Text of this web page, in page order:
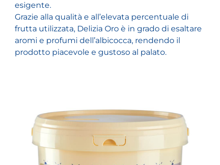
Chi siamo
Perché sceglierci
CERCA
esigente.
Grazie alla qualità e all’elevata percentuale di
frutta utilizzata, Delizia Oro è in grado di esaltare
aromi e profumi dell’albicocca, rendendo il
prodotto piacevole e gustoso al palato.